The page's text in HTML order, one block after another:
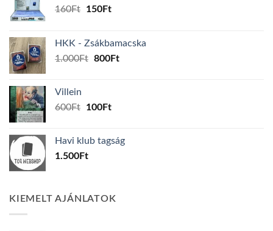
160Ft
Original
160Ft.
150FtCurrent
150Ft.
HKK - Zsákbamacska
1.000Ft Original
800FtCurrent
Villein
600Ft
Original
600Ft.
100FtCurrent
100Ft.
Havi klub tagság
1.500Ft
KIEMELT AJÁNLATOK